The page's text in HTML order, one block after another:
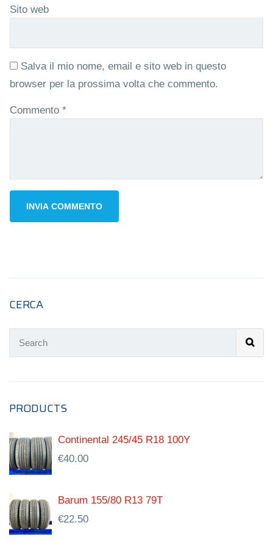
Sito web
Salva il mio nome, email e sito web in questo
browser per la prossima volta che commento.
Commento *
CERCA
PRODUCTS
Continental 245/45 R18 100Y
€40.00
Barum 155/80 R13 79T
€22.50